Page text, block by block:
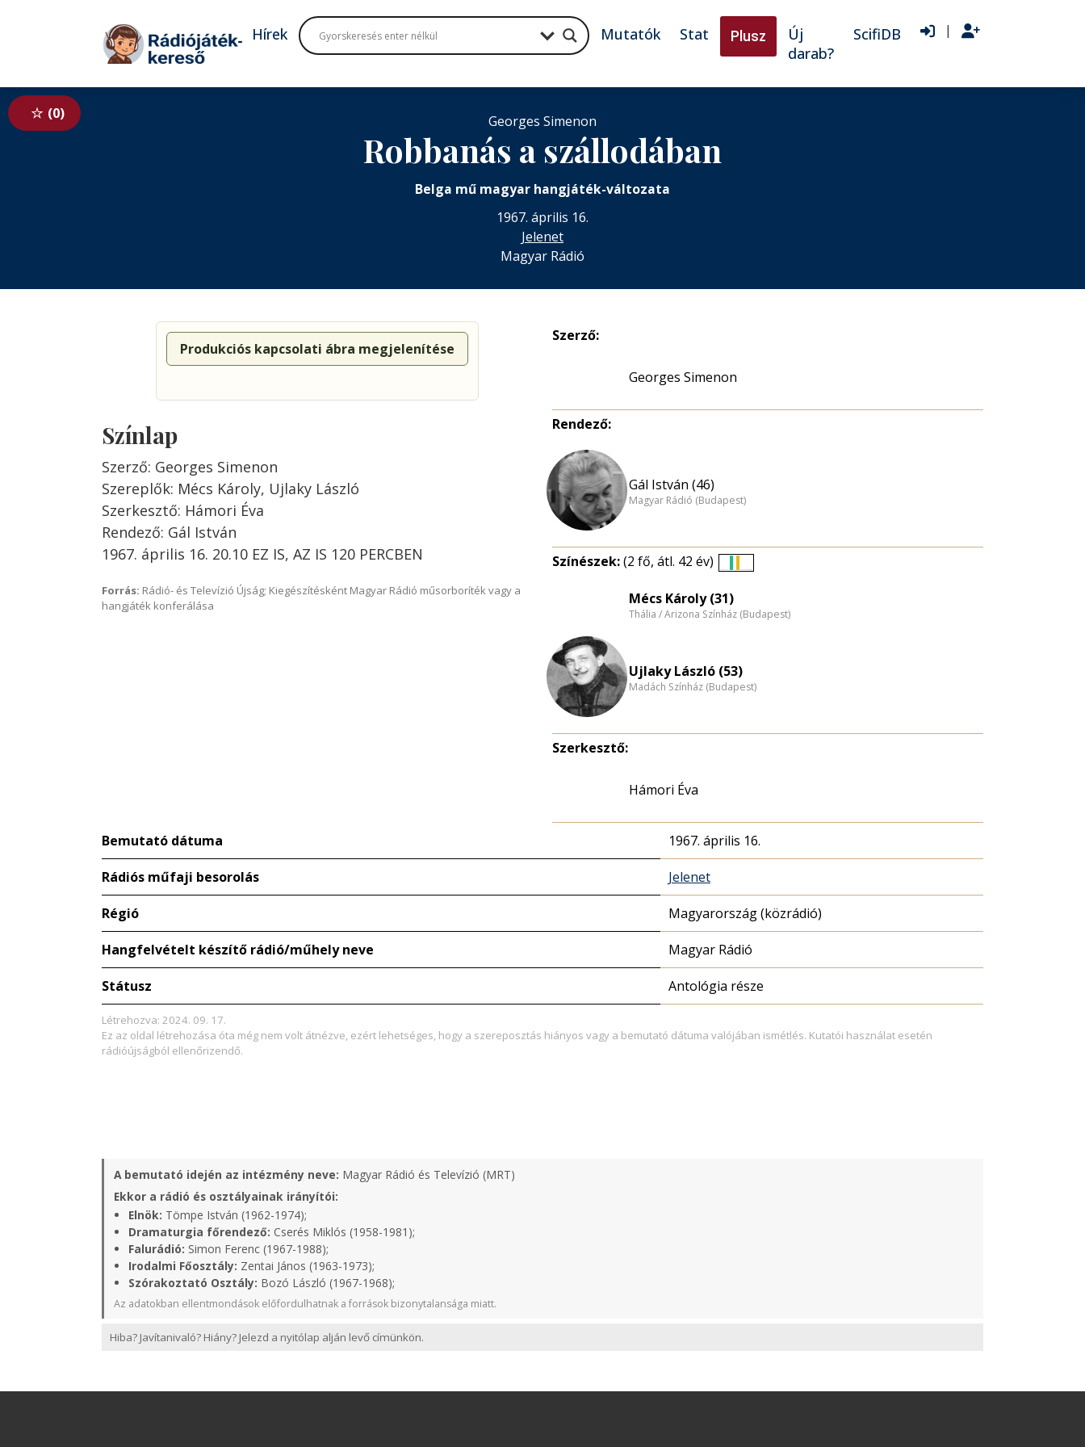
Tovább a tartalomhoz
Hírek Mutatók Stat Plusz
Új
darab?
ScifiDB |
0 Georges Simenon
Robbanás a szállodában
Belga mű magyar hangjáték-változata
1967. április 16.
Jelenet
Magyar Rádió
Produkciós kapcsolati ábra megjelenítése
Színlap
Szerző: Georges Simenon
Szereplők: Mécs Károly, Ujlaky László
Szerkesztő: Hámori Éva
Rendező: Gál István
1967. április 16. 20.10 EZ IS, AZ IS 120 PERCBEN
Forrás: Rádió- és Televízió Újság; Kiegészítésként Magyar Rádió műsorboríték vagy a
hangjáték konferálása
Szerző:
Georges Simenon
Rendező:
Gál István (46)
Magyar Rádió (Budapest)
Színészek:(2 fő, átl. 42 év)
nagyítása
Mécs Károly (31)
Thália / Arizona Színház (Budapest)
Ujlaky László (53)
Madách Színház (Budapest)
Szerkesztő:
Hámori Éva
Bemutató dátuma 1967. április 16.
Rádiós műfaji besorolás Jelenet
Régió Magyarország (közrádió)
Hangfelvételt készítő rádió/műhely neve Magyar Rádió
Státusz Antológia része
Létrehozva: 2024. 09. 17.
Ez az oldal létrehozása óta még nem volt átnézve, ezért lehetséges, hogy a szereposztás hiányos vagy a bemutató dátuma valójában ismétlés. Kutatói használat esetén
rádióújságból ellenőrizendő.
A bemutató idején az intézmény neve: Magyar Rádió és Televízió (MRT)
Ekkor a rádió és osztályainak irányítói:
Elnök: Tömpe István (1962-1974);
Dramaturgia főrendező: Cserés Miklós (1958-1981);
Falurádió: Simon Ferenc (1967-1988);
Irodalmi Főosztály: Zentai János (1963-1973);
Szórakoztató Osztály: Bozó László (1967-1968);
Az adatokban ellentmondások előfordulhatnak a források bizonytalansága miatt.
Hiba? Javítanivaló? Hiány? Jelezd a nyitólap alján levő címünkön.